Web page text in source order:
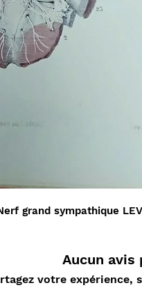
grand sympathique
Aucun avis
votre expérience,
Mourlot lithographie